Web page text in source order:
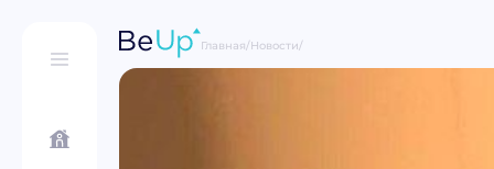
Главная/Новости/